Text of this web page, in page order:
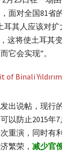
面对全国81省
耳其人应该对
这将使土耳其
它会实现”。
出说帖，现行
以防止2015年
重演，同时有
繁荣， 减少官